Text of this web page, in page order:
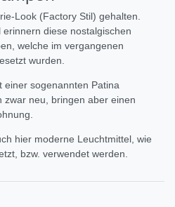
Look (Factory Stil) gehalten.
diese nostalgischen
welche im vergangenen
wurden.
einer sogenannten Patina
neu, bringen aber einen
hier moderne Leuchtmittel, wie
bzw. verwendet werden.